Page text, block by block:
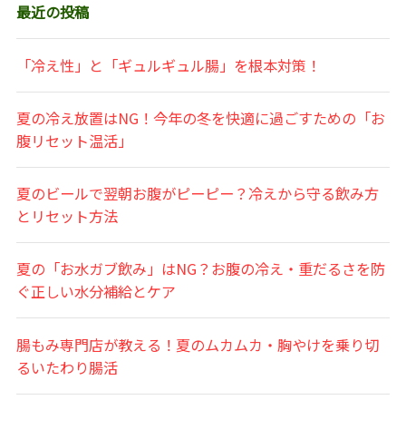
最近の投稿
「冷え性」と「ギュルギュル腸」を根本対策！
夏の冷え放置はNG！今年の冬を快適に過ごすための「お
腹リセット温活」
夏のビールで翌朝お腹がピーピー？冷えから守る飲み方
とリセット方法
夏の「お水ガブ飲み」はNG？お腹の冷え・重だるさを防
ぐ正しい水分補給とケア
腸もみ専門店が教える！夏のムカムカ・胸やけを乗り切
るいたわり腸活